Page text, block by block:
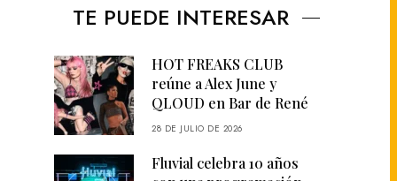
TE PUEDE INTERESAR
HOT FREAKS CLUB
reúne a Alex June y
QLOUD en Bar de René
28 DE JULIO DE 2026
Fluvial celebra 10 años